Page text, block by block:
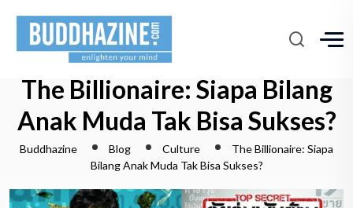
The Billionaire: Siapa Bilang
Anak Muda Tak Bisa Sukses?
Buddhazine Blog Culture
The Billionaire: Siapa
Bilang Anak Muda Tak Bisa Sukses?